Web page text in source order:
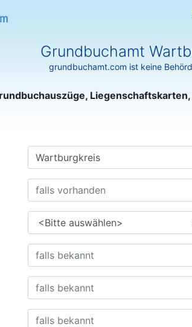
Grundbuchamt
grundbuchamt.com ist keine